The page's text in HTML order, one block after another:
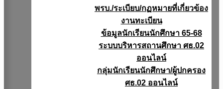
พรบ./ระเบียบ/กฏหมายที่เกี่ยวข้อง
งานทะเบียน
ข้อมูลนักเรียนนักศึกษา 65-68
ระบบบริหารสถานศึกษา ศธ.02
ออนไลน์
กลุ่มนักเรียนนักศึกษา/ผู้ปกครอง
ศธ.02 ออนไลน์